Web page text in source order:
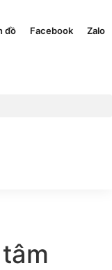
đồ Facebook Zalo